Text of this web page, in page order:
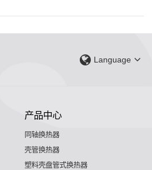
Language
产品中心
同轴换热器
壳管换热器
塑料壳盘管式换热器